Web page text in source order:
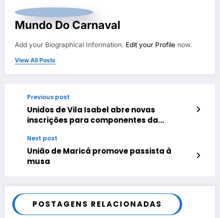
Mundo Do Carnaval
Add your Biographical Information. Edit your Profile now.
View All Posts
Previous post
Unidos de Vila Isabel abre novas
inscrições para componentes da
Next post
União de Maricá promove passista à
musa
POSTAGENS RELACIONADAS